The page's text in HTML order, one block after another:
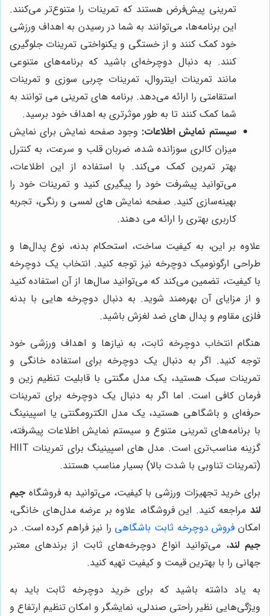
تمرینی پیش‌فرض هستند که تمرینات را متنوع‌تر می‌کنند.
این برنامه‌ها، می‌توانند به شما در رسیدن به اهداف ورزشی
خود کمک کنند و از خستگی و یکنواختی تمرینات جلوگیری
کنند. به دنبال دوچرخه‌ای باشید که برنامه‌های متنوعی
مانند تمرینات اینتروال، تمرینات چربی سوزی و تمرینات
استقامتی را ارائه می‌دهد. برنامه های تمرینی می توانند به
شما کمک کنند تا به طور موثرتری به اهداف خود برسید.
سیستم نمایش اطلاعات: وجود صفحه نمایش برای نمایش
میزان کالری سوزانده شده، ضربان قلب و سرعت، به کنترل
بهتر تمرین کمک می‌کند. با استفاده از این اطلاعات،
می‌توانید پیشرفت خود را پیگیری کنید و تمرینات خود را
بهینه‌سازی کنید. صفحه نمایش های لمسی و رنگی، تجربه
کاربری بهتری را ارائه می دهند.
علاوه بر این، به کیفیت ساخت، استحکام بدنه، نوع پدال‌ها و
طراحی ارگونومیک دوچرخه نیز توجه کنید. انتخاب یک دوچرخه
با کیفیت، تضمین می‌کند که می‌توانید سال‌ها از آن استفاده کنید
و از مزایای آن بهره‌مند شوید. به دنبال دوچرخه هایی با بدنه
فلزی مقاوم و پدال های ضد لغزش باشید.
هنگام انتخاب دوچرخه ثابت، به نیازها و اهداف ورزشی خود
توجه کنید. اگر به دنبال یک دوچرخه برای استفاده خانگی و
تمرینات سبک هستید، یک مدل مگنتی با قابلیت تنظیم زین و
فرمان کافی است. اما اگر به دنبال یک دوچرخه برای تمرینات
حرفه‌ای و باشگاهی هستید، یک مدل الکترومگنتی یا اسپینینگ
با برنامه‌های تمرینی متنوع و سیستم نمایش اطلاعات پیشرفته،
گزینه مناسب‌تری است. مدل های اسپینینگ برای تمرینات HIIT
(تمرینات تناوبی با شدت بالا) بسیار مناسب هستند.
برای خرید تجهیزات ورزشی با کیفیت، می‌توانید به فروشگاه جیم
لند مراجعه کنید. این فروشگاه، علاوه بر عرضه مدل‌های خانگی،
امکان فروش دوچرخه ثابت باشگاهی را نیز فراهم کرده است. در
جیم لند، می‌توانید انواع دوچرخه‌های ثابت از برندهای معتبر
جهانی را با بهترین قیمت و کیفیت تهیه کنید.
به یاد داشته باشید که برای خرید دوچرخه ثابت باید به
ویژگی‌هایی نظیر راحتی صندلی، نمایشگر و امکان تنظیم ارتفاع و